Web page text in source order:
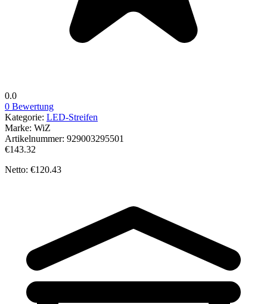
0.0
0 Bewertung
Kategorie: LED-Streifen
Marke: WiZ
Artikelnummer: 929003295501
€143.32
Netto: €120.43